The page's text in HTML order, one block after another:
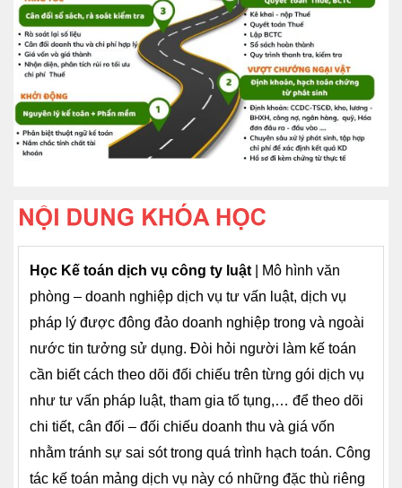
Học Kế toán dịch vụ công ty luật
| Mô hình văn
phòng – doanh nghiệp dịch vụ tư vấn luật, dịch vụ
pháp lý được đông đảo doanh nghiệp trong và ngoài
nước tin tưởng sử dụng. Đòi hỏi người làm kế toán
cần biết cách theo dõi đối chiếu trên từng gói dịch vụ
như tư vấn pháp luật, tham gia tố tụng,… để theo dõi
chi tiết, cân đối – đối chiếu doanh thu và giá vốn
nhằm tránh sự sai sót trong quá trình hạch toán. Công
tác kế toán mảng dịch vụ này có những đặc thù riêng